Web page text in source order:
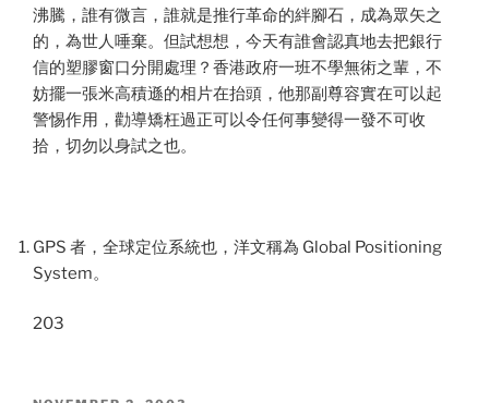
沸騰，誰有微言，誰就是推行革命的絆腳石，成為眾矢之
的，為世人唾棄。但試想想，今天有誰會認真地去把銀行
信的塑膠窗口分開處理？香港政府一班不學無術之輩，不
妨擺一張米高積遜的相片在抬頭，他那副尊容實在可以起
警惕作用，勸導矯枉過正可以令任何事變得一發不可收
拾，切勿以身試之也。
GPS 者，全球定位系統也，洋文稱為 Global Positioning
System。
203